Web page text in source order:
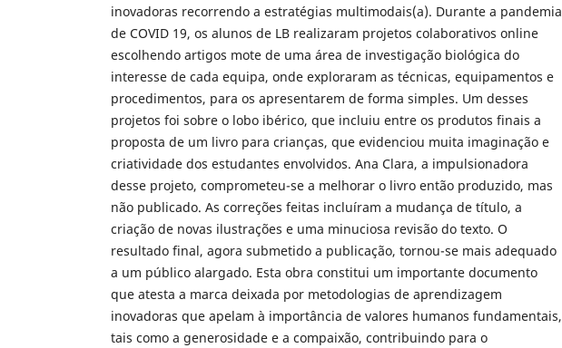
inovadoras recorrendo a estratégias multimodais(a). Durante a pandemia
de COVID 19, os alunos de LB realizaram projetos colaborativos online
escolhendo artigos mote de uma área de investigação biológica do
interesse de cada equipa, onde exploraram as técnicas, equipamentos e
procedimentos, para os apresentarem de forma simples. Um desses
projetos foi sobre o lobo ibérico, que incluiu entre os produtos finais a
proposta de um livro para crianças, que evidenciou muita imaginação e
criatividade dos estudantes envolvidos. Ana Clara, a impulsionadora
desse projeto, comprometeu-se a melhorar o livro então produzido, mas
não publicado. As correções feitas incluíram a mudança de título, a
criação de novas ilustrações e uma minuciosa revisão do texto. O
resultado final, agora submetido a publicação, tornou-se mais adequado
a um público alargado. Esta obra constitui um importante documento
que atesta a marca deixada por metodologias de aprendizagem
inovadoras que apelam à importância de valores humanos fundamentais,
tais como a generosidade e a compaixão, contribuindo para o